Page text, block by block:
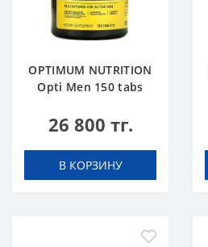
OPTIMUM NUTRITION
Opti Men 150 tabs
26 800 тг.
В КОРЗИНУ